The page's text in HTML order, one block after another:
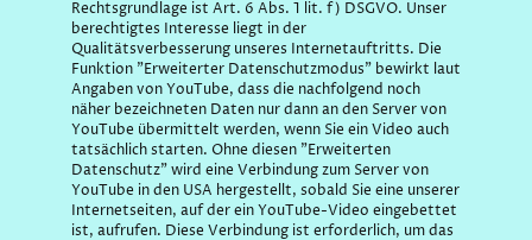
Rechtsgrundlage ist Art. 6 Abs. 1 lit. f) DSGVO. Unser
berechtigtes Interesse liegt in der
Qualitätsverbesserung unseres Internetauftritts. Die
Funktion "Erweiterter Datenschutzmodus" bewirkt laut
Angaben von YouTube, dass die nachfolgend noch
näher bezeichneten Daten nur dann an den Server von
YouTube übermittelt werden, wenn Sie ein Video auch
tatsächlich starten. Ohne diesen "Erweiterten
Datenschutz" wird eine Verbindung zum Server von
YouTube in den USA hergestellt, sobald Sie eine unserer
Internetseiten, auf der ein YouTube-Video eingebettet
ist, aufrufen. Diese Verbindung ist erforderlich, um das